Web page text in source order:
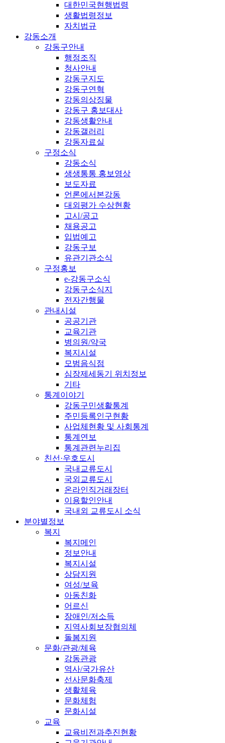
대한민국현행법령
생활법령정보
자치법규
강동소개
강동구안내
행정조직
청사안내
강동구지도
강동구연혁
강동의상징물
강동구 홍보대사
강동생활안내
강동갤러리
강동자료실
구정소식
강동소식
생생통통 홍보영상
보도자료
언론에서본강동
대외평가 수상현황
고시/공고
채용공고
입법예고
강동구보
유관기관소식
구정홍보
e-강동구소식
강동구소식지
전자간행물
관내시설
공공기관
교육기관
병의원/약국
복지시설
모범음식점
심장제세동기 위치정보
기타
통계이야기
강동구민생활통계
주민등록인구현황
사업체현황 및 사회통계
통계연보
통계관련누리집
친선·우호도시
국내교류도시
국외교류도시
온라인직거래장터
이용할인안내
국내외 교류도시 소식
분야별정보
복지
복지메인
정보안내
복지시설
상담지원
여성/보육
아동친화
어르신
장애인/저소득
지역사회보장협의체
돌봄지원
문화/관광/체육
강동관광
역사/국가유산
선사문화축제
생활체육
문화체험
문화시설
교육
교육비전과추진현황